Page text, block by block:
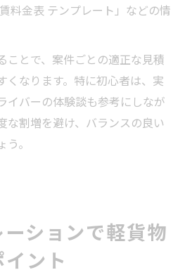
料金表 テンプレート」などの情
ことで、案件ごとの適正な見積
くなります。特に初心者は、実
イバーの体験談も参考にしなが
な割増を避け、バランスの良い
。
ションで軽貨物
ント